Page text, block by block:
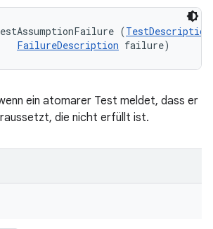
(TestDescription
FailureDescription failure)
ein atomarer Test meldet, dass er
die nicht erfüllt ist.